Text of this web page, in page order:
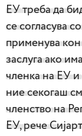
ЕУ треба да
се согласува
применува
заслуга ако
членка на ЕУ и
ние секогаш
членство на
ЕУ, рече